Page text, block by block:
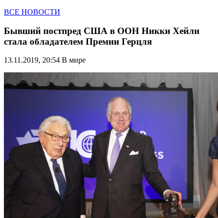
ВСЕ НОВОСТИ
Бывший постпред США в ООН Никки Хейли
стала обладателем Премии Герцля
13.11.2019, 20:54 В мире